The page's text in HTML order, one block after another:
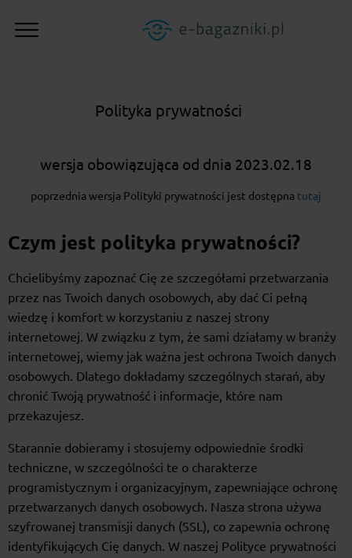
Polityka prywatności
wersja obowiązująca od dnia 2023.02.18
poprzednia wersja Polityki prywatności jest dostępna tutaj
Czym jest polityka prywatności?
Chcielibyśmy zapoznać Cię ze szczegółami przetwarzania
przez nas Twoich danych osobowych, aby dać Ci pełną
wiedzę i komfort w korzystaniu z naszej strony
internetowej. W związku z tym, że sami działamy w branży
internetowej, wiemy jak ważna jest ochrona Twoich danych
osobowych. Dlatego dokładamy szczególnych starań, aby
chronić Twoją prywatność i informacje, które nam
przekazujesz.
Starannie dobieramy i stosujemy odpowiednie środki
techniczne, w szczególności te o charakterze
programistycznym i organizacyjnym, zapewniające ochronę
przetwarzanych danych osobowych. Nasza strona używa
szyfrowanej transmisji danych (SSL), co zapewnia ochronę
identyfikujących Cię danych. W naszej Polityce prywatności